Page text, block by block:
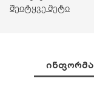
შეიტყვე მეტი